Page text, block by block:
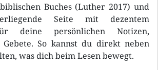
Buches (Luther 2017) und
Seite mit dezentem
deine persönlichen Notizen,
Gebete. So kannst du direkt neben
was dich beim Lesen bewegt.